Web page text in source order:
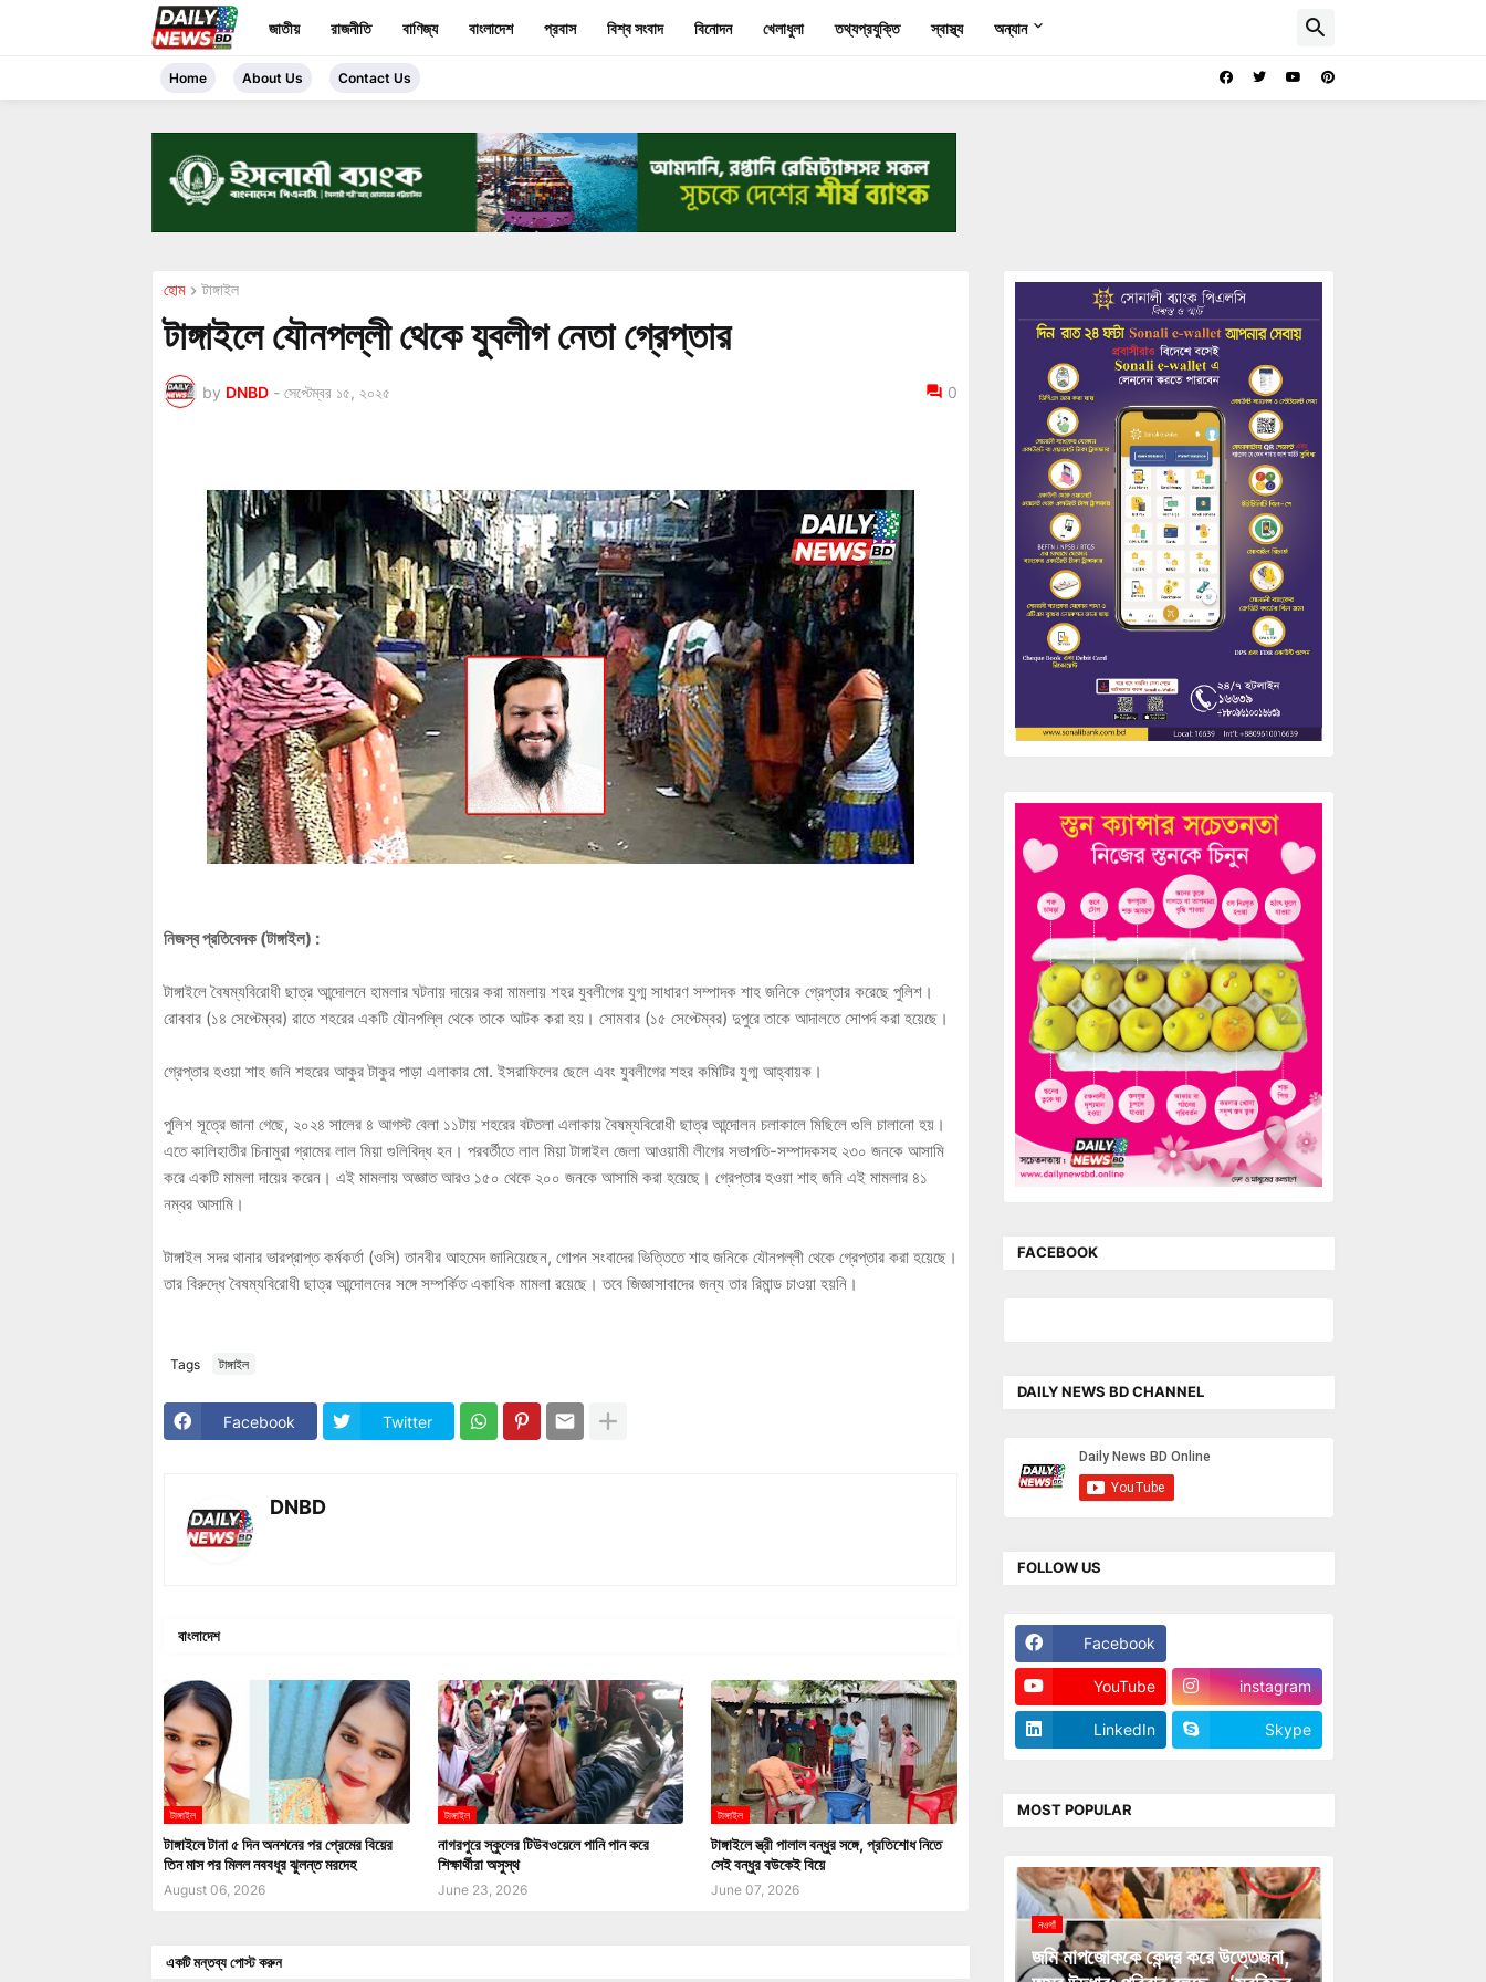
জাতীয় রাজনীতি বাণিজ্য বাংলাদেশ প্রবাস বিশ্ব সংবাদ বিনোদন খেলাধুলা তথ্যপ্রযুক্তি স্বাস্থ্য অন্যান
Home About Us Contact Us
হোম টাঙ্গাইল
টাঙ্গাইলে যৌনপল্লী থেকে যুবলীগ নেতা গ্রেপ্তার
by DNBD - সেপ্টেম্বর ১৫, ২০২৫ 0
নিজস্ব প্রতিবেদক (টাঙ্গাইল) :
টাঙ্গাইলে বৈষম্যবিরোধী ছাত্র আন্দোলনে হামলার ঘটনায় দায়ের করা মামলায় শহর যুবলীগের যুগ্ম সাধারণ সম্পাদক শাহ জনিকে গ্রেপ্তার করেছে পুলিশ।
রোববার (১৪ সেপ্টেম্বর) রাতে শহরের একটি যৌনপল্লি থেকে তাকে আটক করা হয়। সোমবার (১৫ সেপ্টেম্বর) দুপুরে তাকে আদালতে সোপর্দ করা হয়েছে।
গ্রেপ্তার হওয়া শাহ জনি শহরের আকুর টাকুর পাড়া এলাকার মো. ইসরাফিলের ছেলে এবং যুবলীগের শহর কমিটির যুগ্ম আহ্বায়ক।
পুলিশ সূত্রে জানা গেছে, ২০২৪ সালের ৪ আগস্ট বেলা ১১টায় শহরের বটতলা এলাকায় বৈষম্যবিরোধী ছাত্র আন্দোলন চলাকালে মিছিলে গুলি চালানো হয়।
এতে কালিহাতীর চিনামুরা গ্রামের লাল মিয়া গুলিবিদ্ধ হন। পরবর্তীতে লাল মিয়া টাঙ্গাইল জেলা আওয়ামী লীগের সভাপতি-সম্পাদকসহ ২৩০ জনকে আসামি
করে একটি মামলা দায়ের করেন। এই মামলায় অজ্ঞাত আরও ১৫০ থেকে ২০০ জনকে আসামি করা হয়েছে। গ্রেপ্তার হওয়া শাহ জনি এই মামলার ৪১
নম্বর আসামি।
টাঙ্গাইল সদর থানার ভারপ্রাপ্ত কর্মকর্তা (ওসি) তানবীর আহমেদ জানিয়েছেন, গোপন সংবাদের ভিত্তিতে শাহ জনিকে যৌনপল্লী থেকে গ্রেপ্তার করা হয়েছে।
তার বিরুদ্ধে বৈষম্যবিরোধী ছাত্র আন্দোলনের সঙ্গে সম্পর্কিত একাধিক মামলা রয়েছে। তবে জিজ্ঞাসাবাদের জন্য তার রিমান্ড চাওয়া হয়নি।
Tags টাঙ্গাইল
Facebook Twitter
DNBD
বাংলাদেশ
টাঙ্গাইল
টাঙ্গাইলে টানা ৫ দিন অনশনের পর প্রেমের বিয়ের
তিন মাস পর মিলল নববধূর ঝুলন্ত মরদেহ
August 06, 2026
টাঙ্গাইল
নাগরপুরে স্কুলের টিউবওয়েলে পানি পান করে
শিক্ষার্থীরা অসুস্থ
June 23, 2026
টাঙ্গাইল
টাঙ্গাইলে স্ত্রী পালাল বন্ধুর সঙ্গে, প্রতিশোধ নিতে
সেই বন্ধুর বউকেই বিয়ে
June 07, 2026
একটি মন্তব্য পোস্ট করুন
FACEBOOK
DAILY NEWS BD CHANNEL
FOLLOW US
Facebook
YouTube instagram
LinkedIn Skype
MOST POPULAR
নওগাঁ
জমি মাপজোককে কেন্দ্র করে উত্তেজনা,